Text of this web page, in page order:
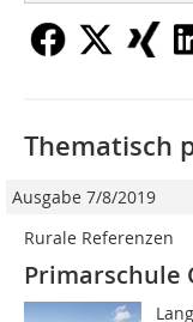
Thematisch
Ausgabe 7/8/2019
Rurale Referenzen
Primarschule